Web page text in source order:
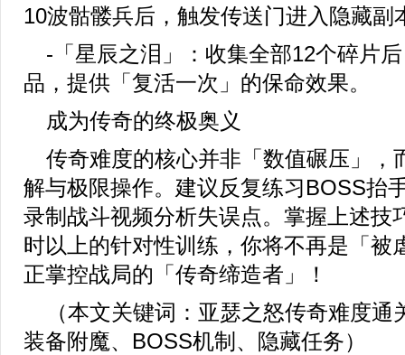
10波骷髅兵后，触发传送门进入隐藏副
-「星辰之泪」：收集全部12个碎片
品，提供「复活一次」的保命效果。
成为传奇的终极奥义
传奇难度的核心并非「数值碾压」，
解与极限操作。建议反复练习BOSS抬
录制战斗视频分析失误点。掌握上述技
时以上的针对性训练，你将不再是「被
正掌控战局的「传奇缔造者」！
（本文关键词：亚瑟之怒传奇难度通
装备附魔、BOSS机制、隐藏任务）